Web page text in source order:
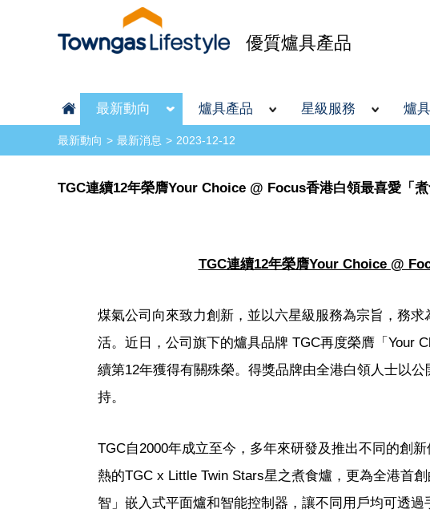
優質爐具產品
最新動向 爐具產品 星級服務 爐
最新動向 最新消息 2023-12-12
TGC連續12年榮膺Your Choice @ Focus香港白領最喜愛「
TGC連續12年榮膺Your Choice @
煤氣公司向來致力創新，並以六星級服務為宗旨，務
活。近日，公司旗下的爐具品牌 TGC再度榮膺「Your
續第12年獲得有關殊榮。得獎品牌由全港白領人士以
持。
TGC自2000年成立至今，多年來研發及推出不同的創
熱的TGC x Little Twin Stars星之煮食爐，更為全港首
智」嵌入式平面爐和智能控制器，讓不同用戶均可透